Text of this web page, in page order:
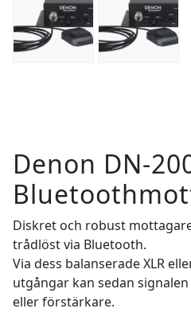
Denon DN-
Diskret och robust
trådlöst via Bluetooth.
Via dess balanserade XLR
utgångar kan sedan
eller förstärkare.